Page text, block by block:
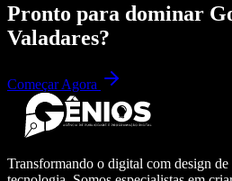
Pronto para dominar
Valadares?
Começar Agora
Transformando o digital com design de